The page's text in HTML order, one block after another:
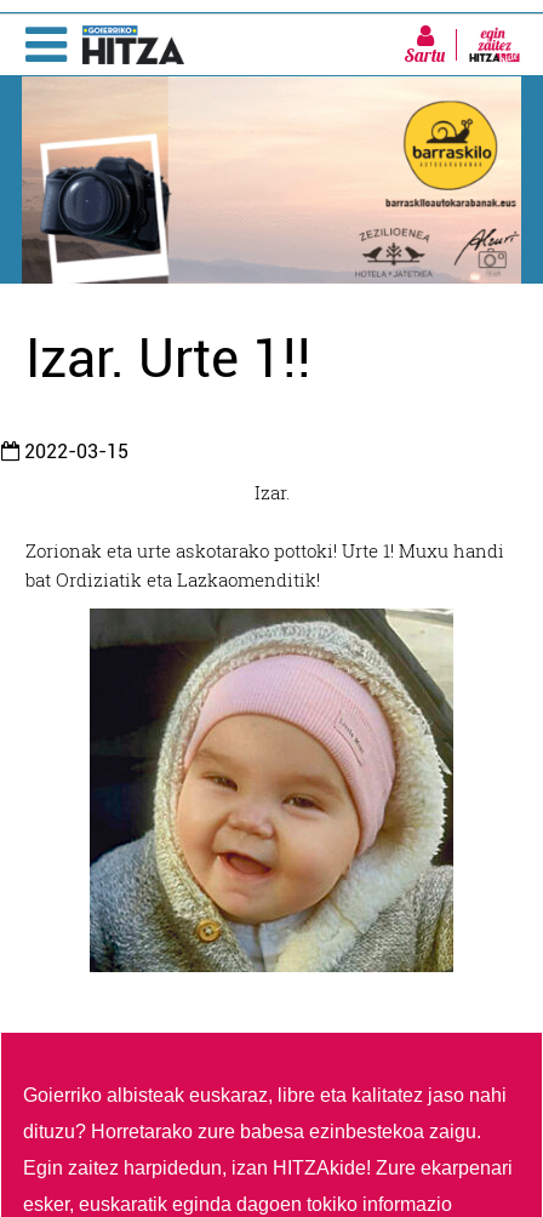
Sartu
Izar. Urte 1!!
2022-03-15
Izar.
Zorionak eta urte askotarako pottoki! Urte 1! Muxu handi
bat Ordiziatik eta Lazkaomenditik!
Goierriko albisteak euskaraz, libre eta kalitatez jaso nahi
dituzu? Horretarako zure babesa ezinbestekoa zaigu.
Egin zaitez harpidedun, izan HITZAkide!Zure ekarpenari
esker, euskaratik eginda dagoen tokiko informazio